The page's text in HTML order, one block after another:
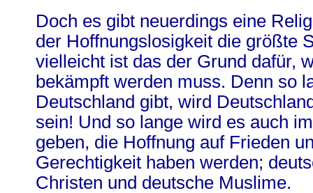
Doch es gibt neuerdings eine
der Hoffnungslosigkeit die größte
vielleicht ist das der Grund dafür,
bekämpft werden muss. Denn so
Deutschland gibt, wird
sein! Und so lange wird es auch
geben, die Hoffnung auf Frieden
Gerechtigkeit haben werden;
Christen und deutsche Muslime.